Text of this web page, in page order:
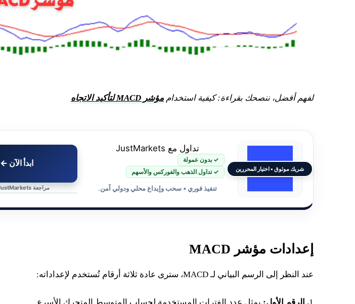
لفهم أفضل، ننصحك بقراءة: كيفية استخدام مؤشر MACD لتأكيد الاتجاه
شريك موثوق • اختيار المحررين
تداول مع JustMarkets
✓ بدون عمولة
✓ تداول الذهب والفوركس والأسهم
تنفيذ فوري • سحب وإيداع محلي ودولي آمن.
ابدأ الآن ←
مراجعة JustMarkets كاملة
إعدادات مؤشر MACD
عند النظر إلى الرسم البياني لـ MACD، سترى عادة ثلاثة أرقام تُستخدم لإعداداته:
1. الرقم الأول: يمثل عدد الفترات المستخدمة لحساب المتوسط المتحرك الأسرع.